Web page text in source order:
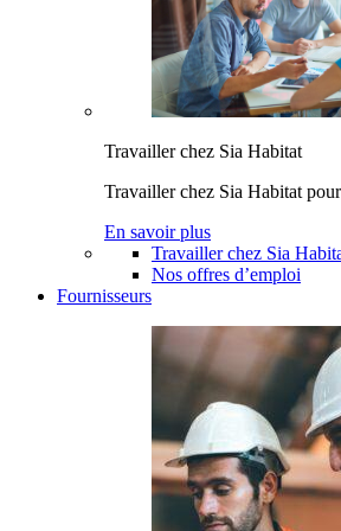
Travailler chez Sia Habitat
Travailler chez Sia Habitat
En savoir plus
Travailler chez Sia
Nos offres d’emploi
Fournisseurs